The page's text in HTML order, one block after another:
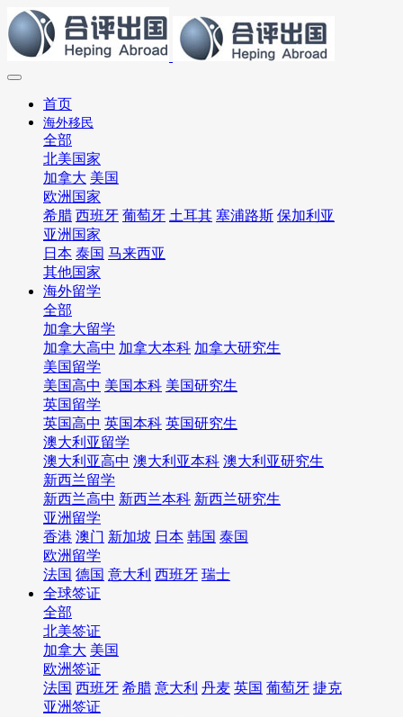
首页
海外移民
全部
北美国家
加拿大 美国
欧洲国家
希腊 西班牙 葡萄牙 土耳其 塞浦路斯 保加利亚
亚洲国家
日本 泰国 马来西亚
其他国家
海外留学
全部
加拿大留学
加拿大高中 加拿大本科 加拿大研究生
美国留学
美国高中 美国本科 美国研究生
英国留学
英国高中 英国本科 英国研究生
澳大利亚留学
澳大利亚高中 澳大利亚本科 澳大利亚研究生
新西兰留学
新西兰高中 新西兰本科 新西兰研究生
亚洲留学
香港 澳门 新加坡 日本 韩国 泰国
欧洲留学
法国 德国 意大利 西班牙 瑞士
全球签证
全部
北美签证
加拿大 美国
欧洲签证
法国 西班牙 希腊 意大利 丹麦 英国 葡萄牙 捷克
亚洲签证